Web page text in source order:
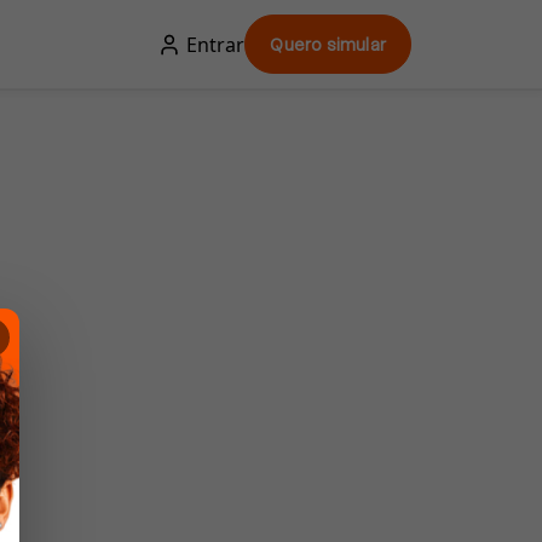
Entrar Quero simular